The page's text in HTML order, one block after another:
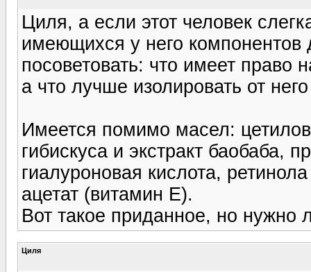
Циля, а если этот человек
имеющихся у него
посоветовать: что имеет право
а что лучше изолировать от
Имеется помимо масел:
гибискуса и экстракт баобаба,
гиалуроновая кислота,
ацетат (витамин Е).
Вот такое приданное, но нужно
Циля